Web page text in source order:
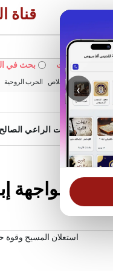
‹
قناة
في الويبسايت بحث في
خبزنا اليومي الخلاص الحرب الروحية
خدمات الراعي الصالح
في مواجهة